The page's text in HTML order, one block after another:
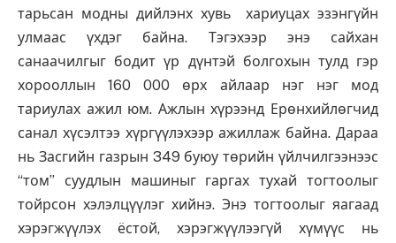
тарьсан модны дийлэнх хувь хариуцах эзэнгүйн
улмаас үхдэг байна. Тэгэхээр энэ сайхан
санаачилгыг бодит үр дүнтэй болгохын тулд гэр
хорооллын 160 000 өрх айлаар нэг нэг мод
тариулах ажил юм. Ажлын хүрээнд Ерөнхийлөгчид
санал хүсэлтээ хүргүүлэхээр ажиллаж байна. Дараа
нь Засгийн газрын 349 буюу төрийн үйлчилгээнээс
“том” суудлын машиныг гаргах тухай тогтоолыг
тойрсон хэлэлцүүлэг хийнэ. Энэ тогтоолыг яагаад
хэрэгжүүлэх ёстой, хэрэгжүүлээгүй хүмүүс нь